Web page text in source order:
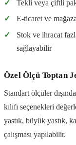
✓
Tekli veya çiftli
✓
E-ticaret ve
✓
Stok ve ihracat
sağlayabilir
Özel Ölçü Toptan
Standart ölçüler
kılıfı seçenekleri
yastık, büyük yastık,
çalışması yapılabilir.